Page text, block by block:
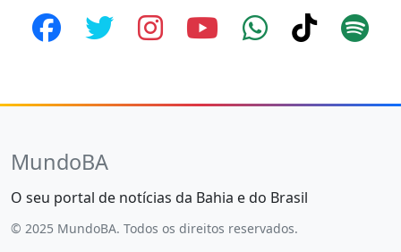
MundoBA
O seu portal de notícias da Bahia e do Brasil
© 2025 MundoBA. Todos os direitos reservados.